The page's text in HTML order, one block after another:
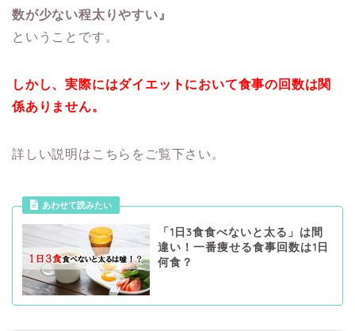
数が少ない程太りやすい』
ということです。
しかし、実際にはダイエットにおいて食事の回数は関
係ありません。
詳しい説明はこちらをご覧下さい。
あわせて読みたい
「1日3食食べないと太る」は間
違い！一番痩せる食事回数は1日
何食？